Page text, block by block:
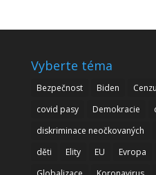
Vyberte téma
Bezpečnost Biden
covid pasy
Demokracie
diskriminace neočkovaných
děti
Elity EU Evropa